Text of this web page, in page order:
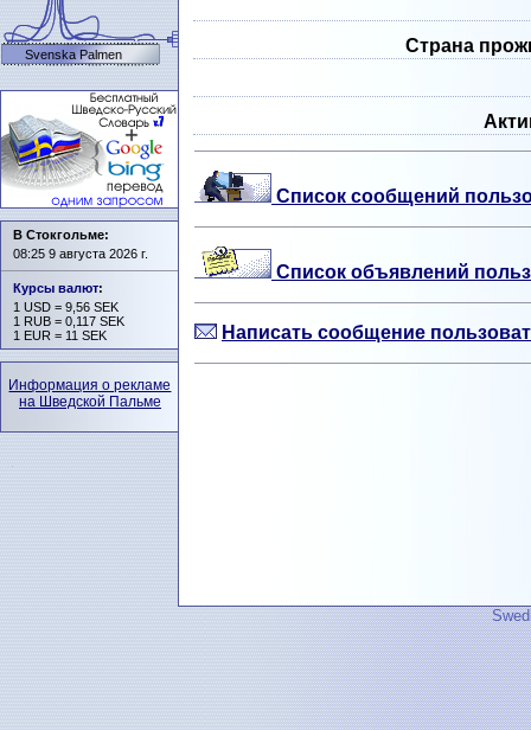
Страна
Список сообщений
Список объявлений
Написать сообщение
Svenska Palmen
В Стокгольме:
08:25 9 августа 2026 г.
Курсы валют:
1 USD = 9,56 SEK
1 RUB = 0,117 SEK
1 EUR = 11 SEK
Информация о рекламе
на Шведской Пальме